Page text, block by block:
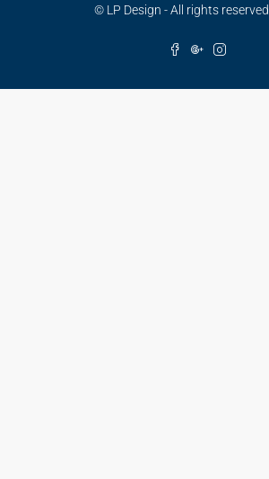
© LP Design - All rights reserved